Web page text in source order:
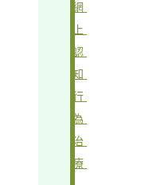
網
上
認
知
行
為
治
療